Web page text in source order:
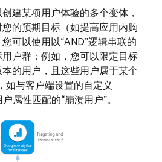
建某项用户体验的多个变体，
的预期目标（如提高应用内购
可以使用以“AND”逻辑串联的
户群；例如，您可以限定目标
的用户，且这些用户属于某个
如与客户端设置的自定义
户属性匹配的“崩溃用户”。